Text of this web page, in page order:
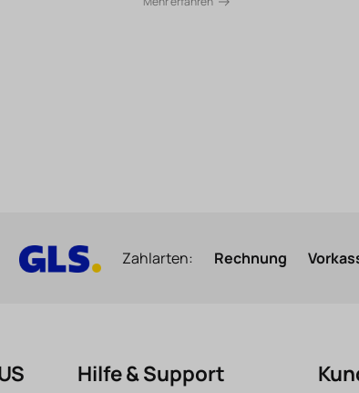
Zahlarten: Rechnung
Hilfe & Support